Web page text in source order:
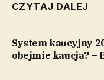
CZYTAJ DALEJ
System kaucyjny
obejmie kaucja? –